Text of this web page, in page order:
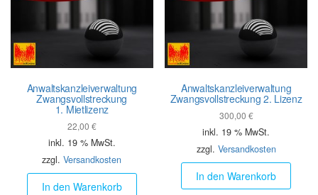
Anwalts­kanzlei­verwaltung
Zwangs­vollstreckung
1. Mietlizenz
22,00 €
inkl. 19 % MwSt.
zzgl.Versandkosten
In den Warenkorb
Anwalts­kanzlei­verwaltung
Zwangs­vollstreckung 2. Lizenz
300,00 €
inkl. 19 % MwSt.
zzgl. Versandkosten
In den Warenkorb